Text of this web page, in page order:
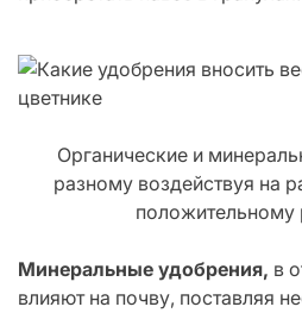
Органические и
разному воздействуя на
положительному
Минеральные удобрения, в
влияют на почву, поставляя